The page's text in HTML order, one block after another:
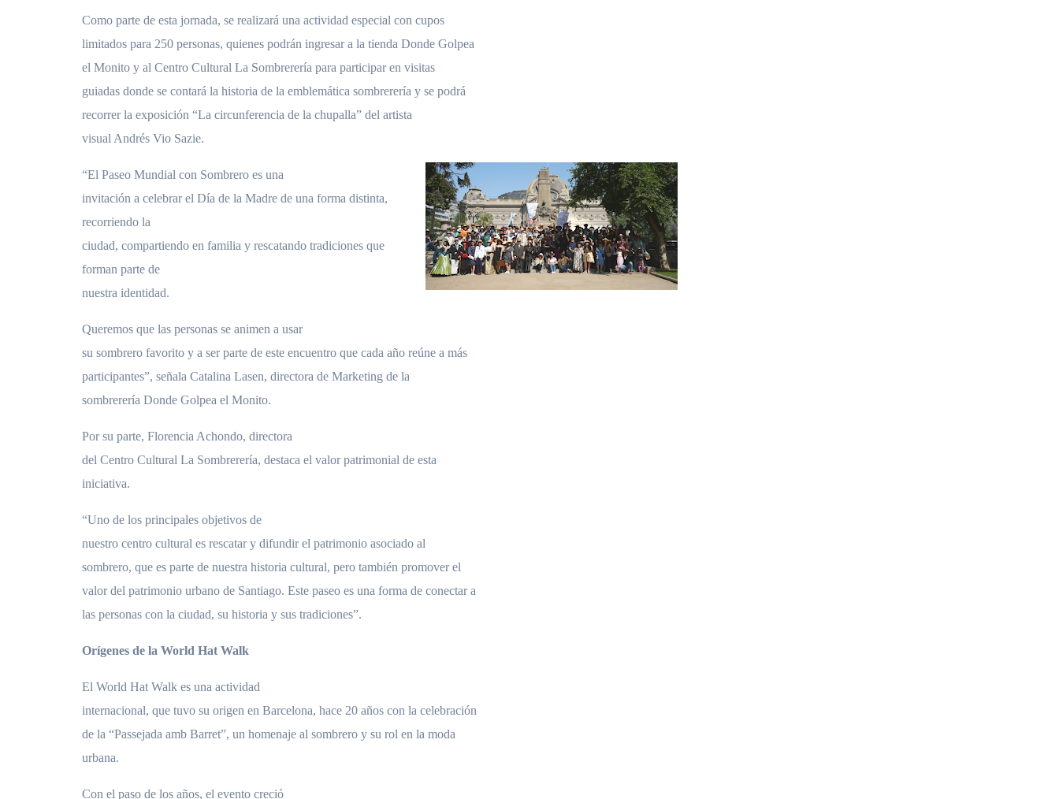
Como parte de esta jornada, se realizará una actividad especial con cupos
limitados para 250 personas, quienes podrán ingresar a la tienda Donde Golpea
el Monito y al Centro Cultural La Sombrerería para participar en visitas
guiadas donde se contará la historia de la emblemática sombrerería y se podrá
recorrer la exposición “La circunferencia de la chupalla” del artista
visual Andrés Vio Sazie.
“El Paseo Mundial con Sombrero es una
invitación a celebrar el Día de la Madre de una forma distinta,
recorriendo la
ciudad, compartiendo en familia y rescatando tradiciones que
forman parte de
nuestra identidad.
Queremos que las personas se animen a usar
su sombrero favorito y a ser parte de este encuentro que cada año reúne a más
participantes”, señala Catalina Lasen, directora de Marketing de la
sombrerería Donde Golpea el Monito.
Por su parte, Florencia Achondo, directora
del Centro Cultural La Sombrerería, destaca el valor patrimonial de esta
iniciativa.
“Uno de los principales objetivos de
nuestro centro cultural es rescatar y difundir el patrimonio asociado al
sombrero, que es parte de nuestra historia cultural, pero también promover el
valor del patrimonio urbano de Santiago. Este paseo es una forma de conectar a
las personas con la ciudad, su historia y sus tradiciones”.
Orígenes de la World Hat Walk
El World Hat Walk es una actividad
internacional, que tuvo su origen en Barcelona, hace 20 años con la celebración
de la “Passejada amb Barret”, un homenaje al sombrero y su rol en la moda
urbana.
Con el paso de los años, el evento creció